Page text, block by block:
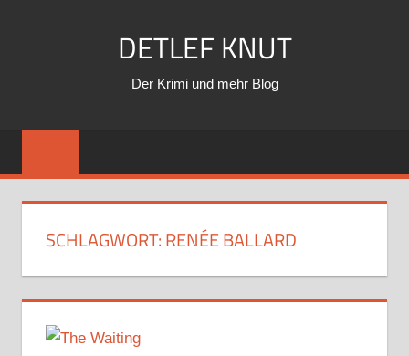
DETLEF KNUT
Der Krimi und mehr Blog
SCHLAGWORT:RENÉE BALLARD